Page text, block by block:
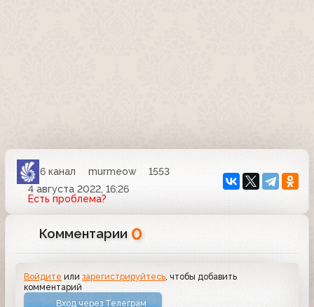
6 канал murmeow
1553
4 августа 2022, 16:26
Есть проблема?
Комментарии 0
Войдите илизарегистрируйтесь , чтобы добавить
комментарий
Вход через Телеграм